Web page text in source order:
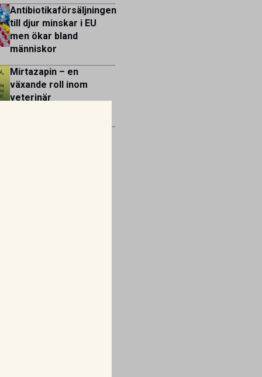
Antibiotikaförsäljningen
till djur minskar i EU
men ökar bland
människor
Mirtazapin – en
växande roll inom
veterinär